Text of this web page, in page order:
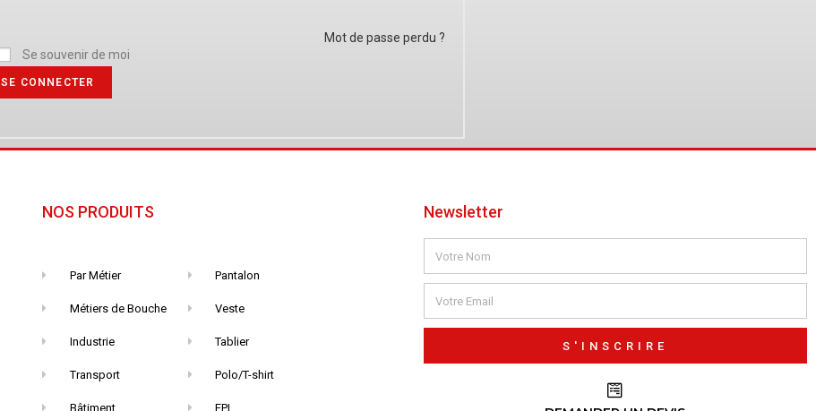
Se souvenir de moi
SE CONNECTER
Mot de passe perdu ?
NOS PRODUITS
Par Métier
Métiers de Bouche
Industrie
Transport
Bâtiment
Pantalon
Veste
Tablier
Polo/T-shirt
EPI
Newsletter
S'INSCRIRE